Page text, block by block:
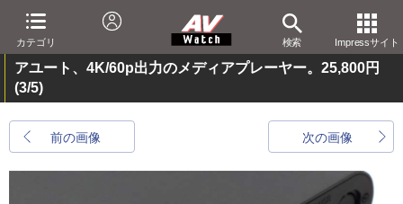
カテゴリ 検索 Impressサイト
アユート、4K/60p出力のメディアプレーヤー。25,800円
(3/5)
前の画像 次の画像